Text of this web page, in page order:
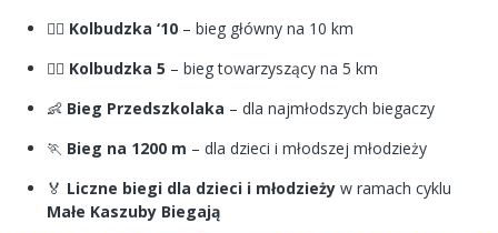
🏃‍♂️ Kolbudzka ‘10 – bieg główny na 10 km
🏃‍♀️ Kolbudzka 5 – bieg towarzyszący na 5 km
👶 Bieg Przedszkolaka – dla najmłodszych biegaczy
🏃 Bieg na 1200 m – dla dzieci i młodszej młodzieży
🏅 Liczne biegi dla dzieci i młodzieży w ramach cyklu
Małe Kaszuby Biegają